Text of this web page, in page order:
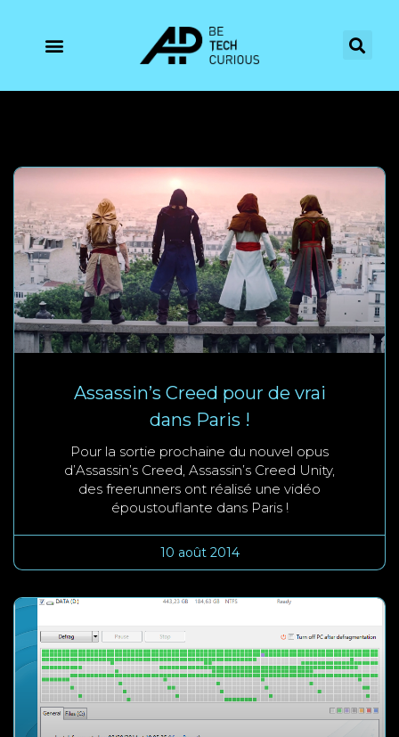
Assassin’s Creed pour de vrai
dans Paris !
Pour la sortie prochaine du nouvel opus
d’Assassin’s Creed, Assassin’s Creed Unity,
des freerunners ont réalisé une vidéo
époustouflante dans Paris !
10 août 2014